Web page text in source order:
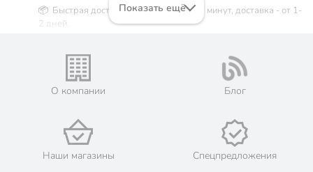
📦 Быстрая доставка. Самовывоз от 60 минут, доставка - от 1-
2 дней.
Новгород. Жители Нижегородской области могут сделать
заказ и оплатить его онлайн на официальном сайте сети
магазинов Порядок. Мы предлагаем бесплатную курьерскую
доставку для товара «скатерти без подарочной упаковки» при
Богородск, Бор, Вознесенское, Володарск, Ворсма, Выкса,
Городец, Дзержинск, Заволжье, Кстово, Кулебаки, Лысково,
Навашино, Нижний Новгород, Павлово, Первомайск,
Починки, Саров, Семёнов, Сергач, Чкаловск, Шахунья.
Показать ещё
О компании Блог
Наши магазины Спецпредложения